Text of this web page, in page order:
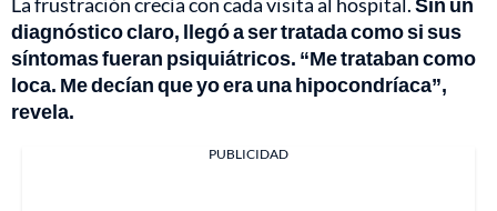
diagnóstico claro, llegó a ser tratada como si sus
síntomas fueran psiquiátricos. “Me trataban como
loca. Me decían que yo era una hipocondríaca”,
revela.
PUBLICIDAD